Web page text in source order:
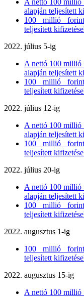
A nettó 100 millió
alapján teljesített
100 millió forint
teljesített
2022. július 5-ig
A nettó 100 millió
alapján teljesített
100 millió forint
teljesített
2022. július 12-ig
A nettó 100 millió
alapján teljesített
100 millió forint
teljesített
2022. július 20-ig
A nettó 100 millió
alapján teljesített
100 millió forint
teljesített
2022. augusztus 1-ig
100 millió forint
teljesített
2022. augusztus 15-ig
A nettó 100 millió